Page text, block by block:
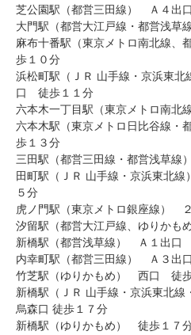
芝公園駅（都営三田線） Ａ４出
大門駅（都営大江戸線・都営浅
麻布十番駅（東京メトロ南北線
歩１０分
浜松町駅（ＪＲ 山手線・京浜東
口 徒歩１１分
六本木一丁目駅（東京メトロ南
六本木駅（東京メトロ日比谷線
歩１３分
三田駅（都営三田線・都営浅草
田町駅（ＪＲ 山手線・京浜東北
５分
虎ノ門駅（東京メトロ銀座線）
汐留駅（都営大江戸線、ゆりか
新橋駅（都営浅草線） Ａ１出口
内幸町駅（都営三田線） Ａ３出
竹芝駅（ゆりかもめ） 西口 徒
新橋駅（ＪＲ 山手線・京浜東北
烏森口 徒歩１７分
新橋駅（ゆりかもめ） 徒歩１７